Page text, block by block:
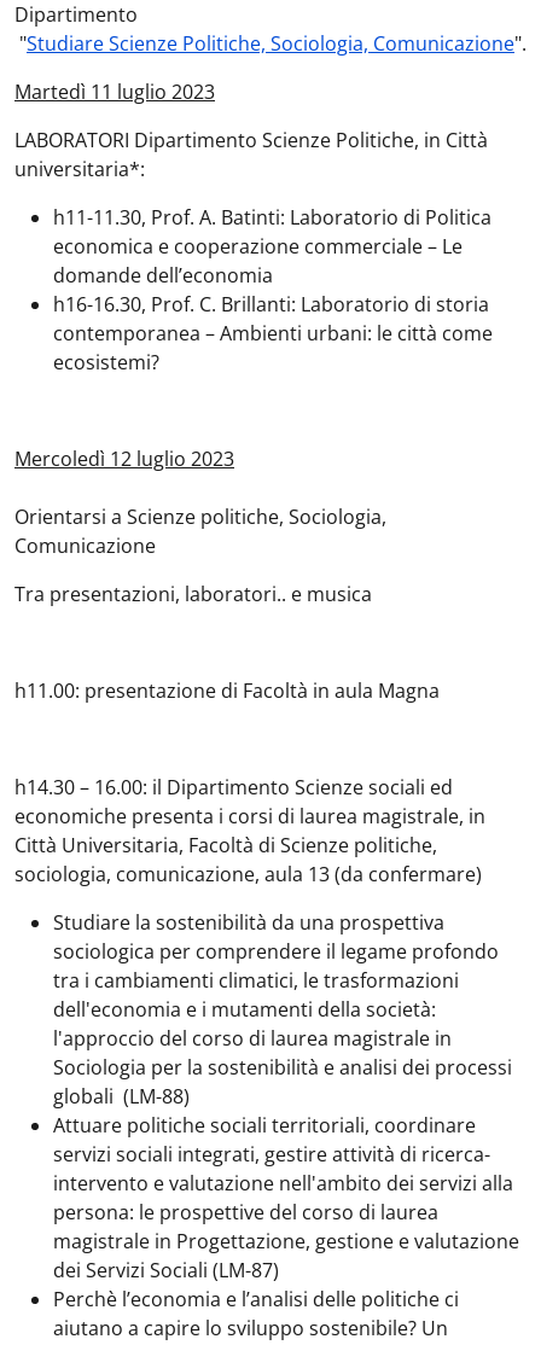
Dipartimento
"Studiare Scienze Politiche, Sociologia, Comunicazione".
Martedì 11 luglio 2023
LABORATORI Dipartimento Scienze Politiche, in Città
universitaria*:
h11-11.30, Prof. A. Batinti: Laboratorio di Politica
economica e cooperazione commerciale – Le
domande dell’economia
h16-16.30, Prof. C. Brillanti: Laboratorio di storia
contemporanea – Ambienti urbani: le città come
ecosistemi?
Mercoledì 12 luglio 2023
Orientarsi a Scienze politiche, Sociologia,
Comunicazione
Tra presentazioni, laboratori.. e musica
h11.00: presentazione di Facoltà in aula Magna
h14.30 – 16.00: il Dipartimento Scienze sociali ed
economiche presenta i corsi di laurea magistrale, in
Città Universitaria, Facoltà di Scienze politiche,
sociologia, comunicazione, aula 13 (da confermare)
Studiare la sostenibilità da una prospettiva
sociologica per comprendere il legame profondo
tra i cambiamenti climatici, le trasformazioni
dell'economia e i mutamenti della società:
l'approccio del corso di laurea magistrale in
Sociologia per la sostenibilità e analisi dei processi
globali (LM-88)
Attuare politiche sociali territoriali, coordinare
servizi sociali integrati, gestire attività di ricerca-
intervento e valutazione nell'ambito dei servizi alla
persona: le prospettive del corso di laurea
magistrale in Progettazione, gestione e valutazione
dei Servizi Sociali (LM-87)
Perchè l’economia e l’analisi delle politiche ci
aiutano a capire lo sviluppo sostenibile? Un